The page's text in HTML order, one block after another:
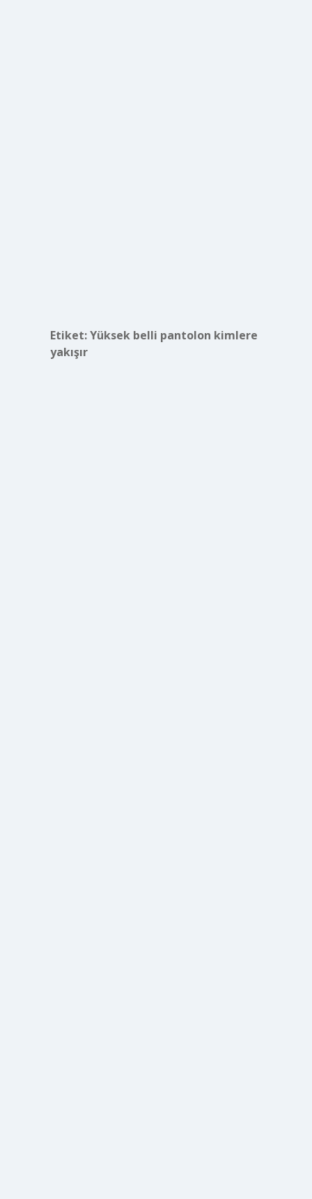
Etiket:Yüksek belli pantolon kimlere
yakışır